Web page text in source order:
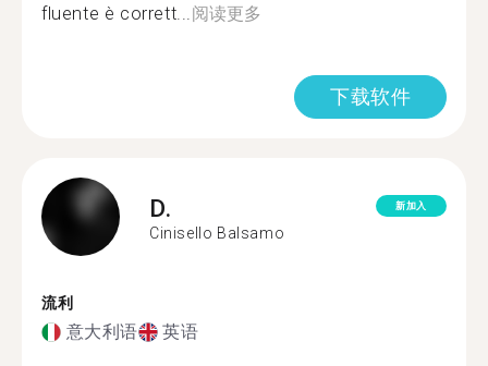
fluente è corrett... 阅读更多
下载软件
D.
Cinisello Balsamo
新加入
流利
意大利语 英语